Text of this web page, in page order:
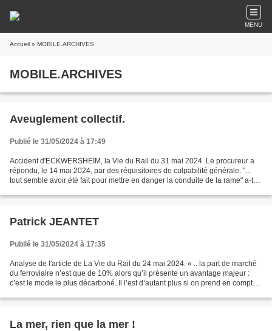
MENU
Accueil » MOBILE.ARCHIVES
MOBILE.ARCHIVES
Aveuglement collectif.
Publié le 31/05/2024 à 17:49
Accident d'ECKWERSHEIM, la Vie du Rail du 31 mai 2024. Le procureur a
répondu, le 14 mai 2024, par des réquisitoires de culpabilité générale. "...
tout semble avoir été fait pour mettre en danger la conduite de la rame" a-t-il
Patrick JEANTET
Publié le 31/05/2024 à 17:35
Analyse de l'article de La Vie du Rail du 24 mai 2024. « .. la part de marché
du ferroviaire n’est que de 10% alors qu’il présente un avantage majeur :
c’est le mode le plus décarboné. Il l’est d’autant plus si on prend en compte
La mer, rien que la mer !